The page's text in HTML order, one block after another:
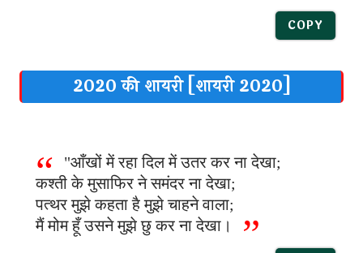
COPY
2020 की शायरी [शायरी 2020]
"आँखों में रहा दिल में उतर कर ना देखा;
कश्ती के मुसाफिर ने समंदर ना देखा;
पत्थर मुझे कहता है मुझे चाहने वाला;
मैं मोम हूँ उसने मुझे छु कर ना देखा।